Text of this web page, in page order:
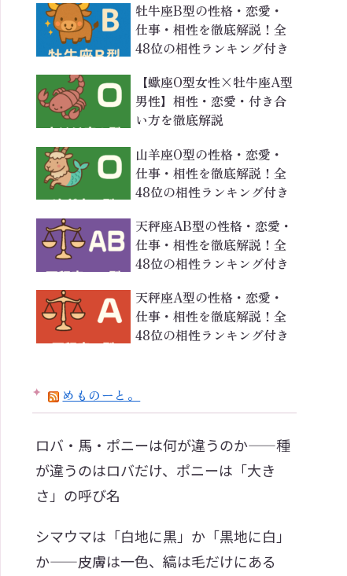
牡牛座B型の性格・恋愛・
仕事・相性を徹底解説！全
48位の相性ランキング付き
【蠍座O型女性×牡牛座A型
男性】相性・恋愛・付き合
い方を徹底解説
山羊座O型の性格・恋愛・
仕事・相性を徹底解説！全
48位の相性ランキング付き
天秤座AB型の性格・恋愛・
仕事・相性を徹底解説！全
48位の相性ランキング付き
天秤座A型の性格・恋愛・
仕事・相性を徹底解説！全
48位の相性ランキング付き
めものーと。
ロバ・馬・ポニーは何が違うのか——種
が違うのはロバだけ、ポニーは「大き
さ」の呼び名
シマウマは「白地に黒」か「黒地に白」
か——皮膚は一色、縞は毛だけにある